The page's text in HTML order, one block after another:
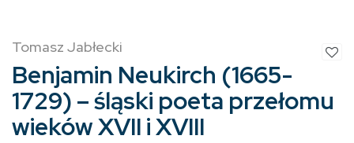
Tomasz Jabłecki
Benjamin Neukirch (1665-
1729) – śląski poeta przełomu
wieków XVII i XVIII